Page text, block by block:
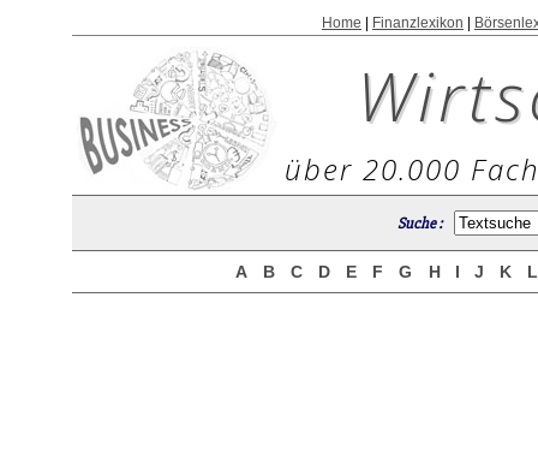
Home Finanzlexikon
über 20.000
Suche :
A B C D E F G H I J K